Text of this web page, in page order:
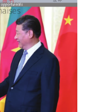
complexes comme
les répulsifs
de médicaments,
modifiés
ne suffit et que
leadership national et
à chaque